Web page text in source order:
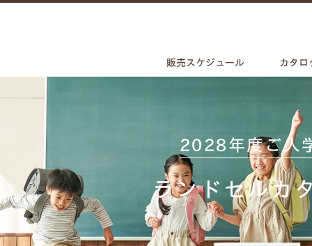
販売スケジュール カタロ
2028年度ご入
ランドセルカ